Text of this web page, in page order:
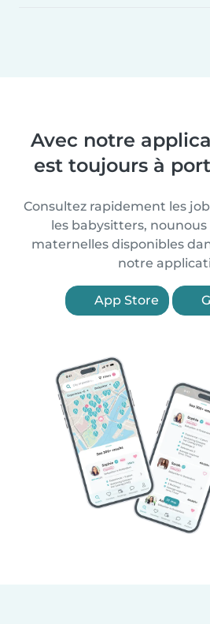
Avec notre
est toujours à
Consultez rapidement les
les babysitters,
maternelles disponibles
notre
App Store